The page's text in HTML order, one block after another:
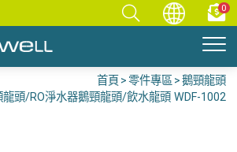
0
首頁 零件專區
鵝頸龍頭
龍頭/RO淨水器鵝頸龍頭/飲水龍頭 WDF-1002